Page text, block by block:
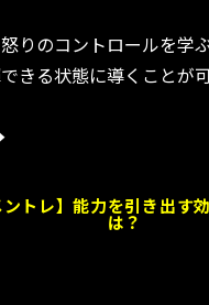
りのコントロールを学
きる状態に導くことが
ントレ】能力を引き出す
は？